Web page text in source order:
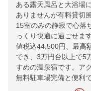
ある露天風呂と大浴場
ありませんが有料貸切
15室のみの静寂で心落
っくり快適に過ごせま
値税込44,500円、最高
でき、3万円台以上で5
すめの温泉宿です。ア
無料駐車場完備と便利で